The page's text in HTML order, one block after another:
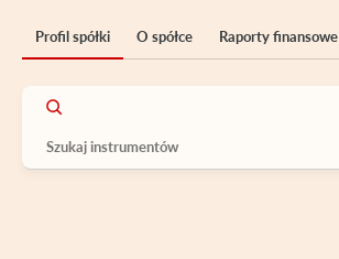
Profil spółki O spółce Raporty finansowe